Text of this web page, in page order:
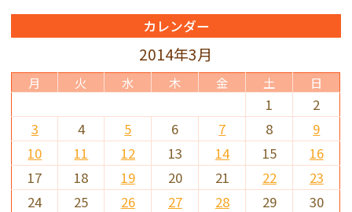
カレンダー
2014年3月
月 火 水 木 金 土 日
1
2
3
4 5 6 7 8
9
10
11 12 13 14 15
16
17
18 19 20 21 22
23
24
25 26 27 28 29
30